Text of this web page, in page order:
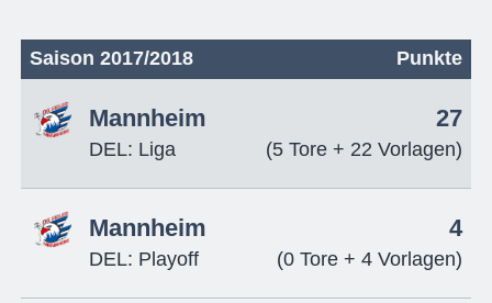
Saison 2017/2018 Punkte
Mannheim
DEL: Liga
27
(5 Tore + 22 Vorlagen)
Mannheim
DEL: Playoff
4
(0 Tore + 4 Vorlagen)